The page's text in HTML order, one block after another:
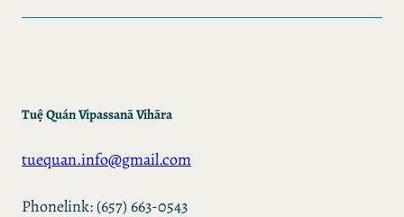
Tuệ Quán Vipassanā Vihāra
tuequan.info@gmail.com
Phonelink: (657) 663-0543